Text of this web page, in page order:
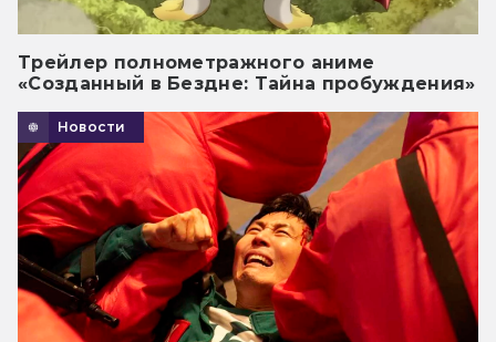
Трейлер полнометражного аниме
«Созданный в Бездне: Тайна пробуждения»
Новости